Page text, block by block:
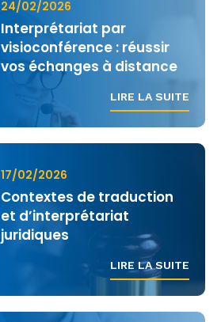
24/02/2026
Interprétariat par
visioconférence : réussir
vos échanges à distance
LIRE LA SUITE
17/02/2026
Contextes de traduction
et d’interprétariat
juridiques
LIRE LA SUITE